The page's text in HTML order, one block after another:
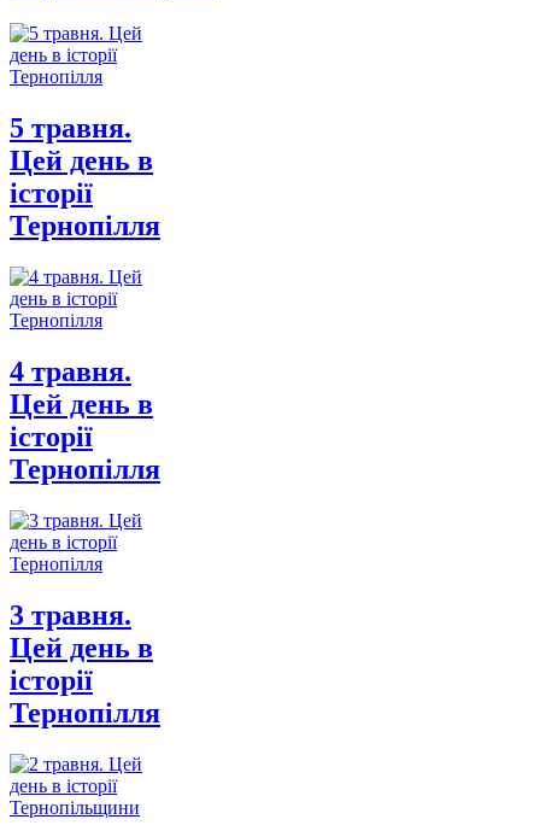
5 травня.
Цей день в
історії
Тернопілля
4 травня.
Цей день в
історії
Тернопілля
3 травня.
Цей день в
історії
Тернопілля